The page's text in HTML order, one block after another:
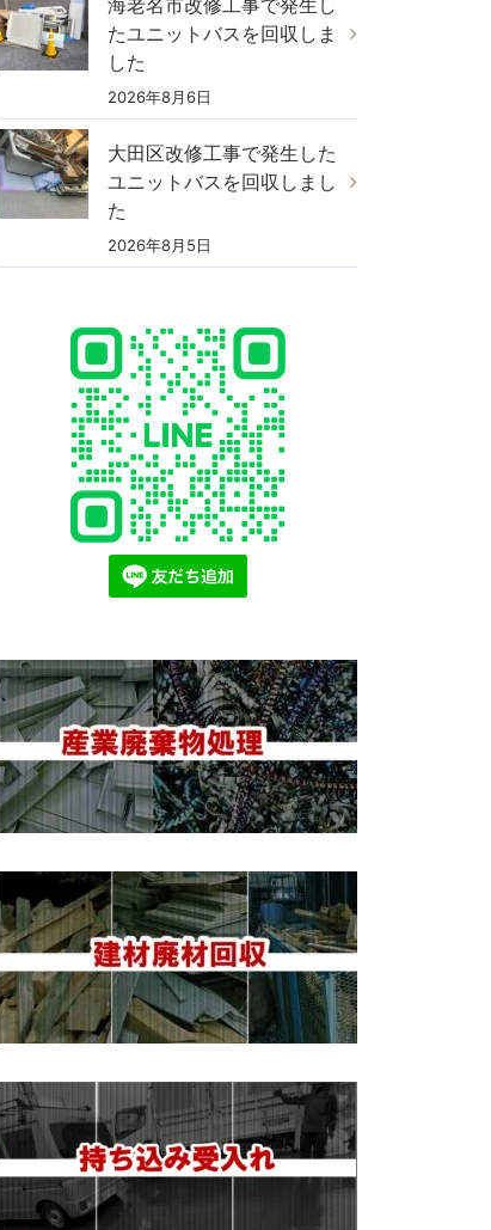
海老名市改修工事で発生し
たユニットバスを回収しま
した
2026年8月6日
大田区改修工事で発生した
ユニットバスを回収しまし
た
2026年8月5日